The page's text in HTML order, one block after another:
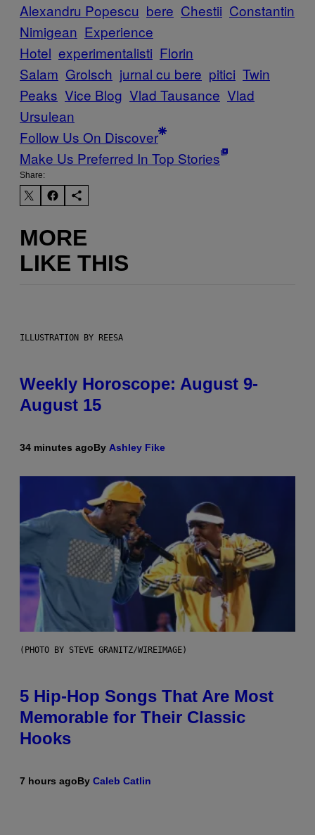
Alexandru Popescu bere Chestii Constantin
Nimigean Experience
Hotel experimentalisti Florin
Salam Grolsch jurnal cu bere pitici Twin
Peaks Vice Blog Vlad Tausance Vlad
Ursulean
Follow Us On Discover
Make Us Preferred In Top Stories
Share:
MORE
LIKE THIS
ILLUSTRATION BY REESA
Weekly Horoscope: August 9-
August 15
34 minutes agoBy Ashley Fike
(PHOTO BY STEVE GRANITZ/WIREIMAGE)
5 Hip-Hop Songs That Are Most
Memorable for Their Classic
Hooks
7 hours agoBy Caleb Catlin